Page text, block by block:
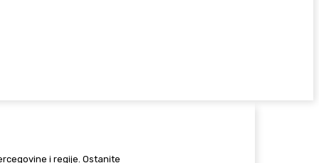
i regije. Ostanite